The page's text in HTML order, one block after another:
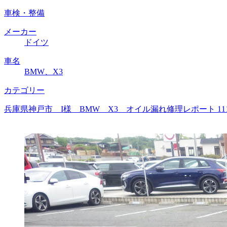
車検・整備
メーカー
ドイツ
車名
BMW、X3
カテゴリー
兵庫県神戸市 I様 BMW X3 オイル漏れ修理レポート